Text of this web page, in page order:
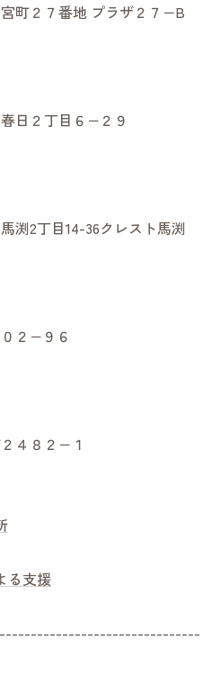
町２７番地 プラザ２７−B
日２丁目６−２９
渕2丁目14-36クレスト馬渕
２−９６
４８２−１
る支援